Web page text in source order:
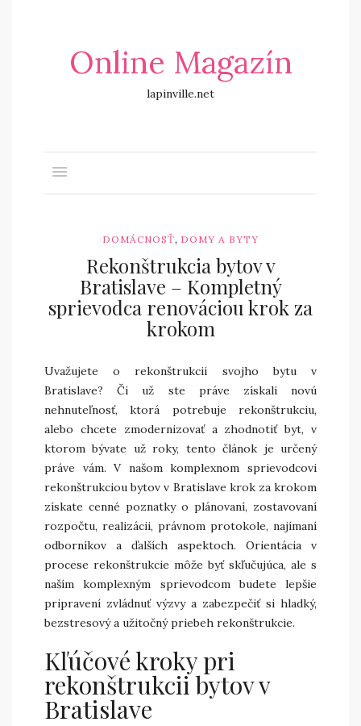
Online Magazín
lapinville.net
DOMÁCNOSŤ, DOMY A BYTY
Rekonštrukcia bytov v
Bratislave – Kompletný
sprievodca renováciou krok za
krokom
Uvažujete o rekonštrukcii svojho bytu v
Bratislave? Či už ste práve získali novú
nehnuteľnosť, ktorá potrebuje rekonštrukciu,
alebo chcete zmodernizovať a zhodnotiť byt, v
ktorom bývate už roky, tento článok je určený
práve vám. V našom komplexnom sprievodcovi
rekonštrukciou bytov v Bratislave krok za krokom
získate cenné poznatky o plánovaní, zostavovaní
rozpočtu, realizácii, právnom protokole, najímaní
odborníkov a ďalších aspektoch. Orientácia v
procese rekonštrukcie môže byť skľučujúca, ale s
naším komplexným sprievodcom budete lepšie
pripravení zvládnuť výzvy a zabezpečiť si hladký,
bezstresový a užitočný priebeh rekonštrukcie.
Kľúčové kroky pri
rekonštrukcii bytov v
Bratislave